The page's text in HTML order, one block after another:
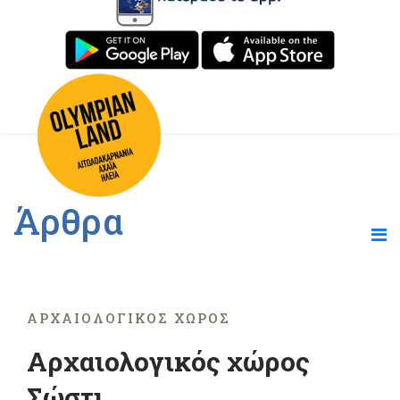
Άρθρα
ΑΡΧΑΙΟΛΟΓΙΚΌΣ ΧΏΡΟΣ
Αρχαιολογικός χώρος